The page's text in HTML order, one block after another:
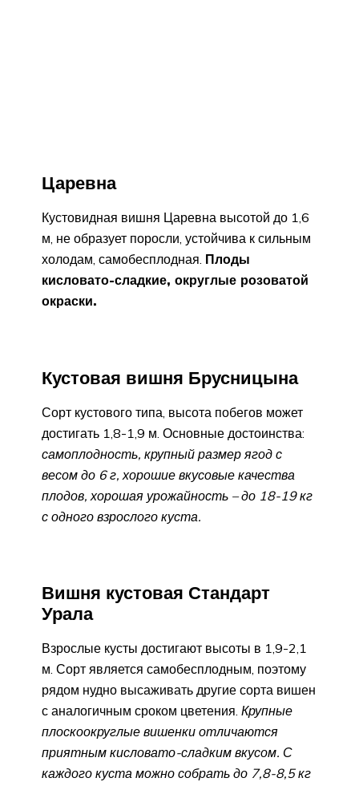
Царевна
Кустовидная вишня Царевна высотой до 1,6
м, не образует поросли, устойчива к сильным
холодам, самобесплодная. Плоды
кисловато-сладкие, округлые розоватой
окраски.
Кустовая вишня Брусницына
Сорт кустового типа, высота побегов может
достигать 1,8-1,9 м. Основные достоинства:
самоплодность, крупный размер ягод с
весом до 6 г, хорошие вкусовые качества
плодов, хорошая урожайность – до 18-19 кг
с одного взрослого куста.
Вишня кустовая Стандарт
Урала
Взрослые кусты достигают высоты в 1,9-2,1
м. Сорт является самобесплодным, поэтому
рядом нудно высаживать другие сорта вишен
с аналогичным сроком цветения. Крупные
плоскоокруглые вишенки отличаются
приятным кисловато-сладким вкусом. С
каждого куста можно собрать до 7,8-8,5 кг